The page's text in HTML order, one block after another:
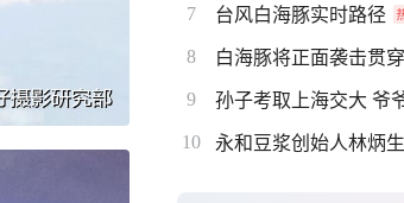
7 台风白海豚实时路径
8 白海豚将正面袭击贯
9 孙子考取上海交大 爷
10 永和豆浆创始人林炳